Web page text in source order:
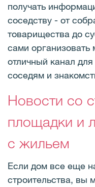
получать
соседству - от
товарищества до
сами
отличный канал
соседям и
Новости со
площадки и
с жильем
Если дом все еще
строительства, вы